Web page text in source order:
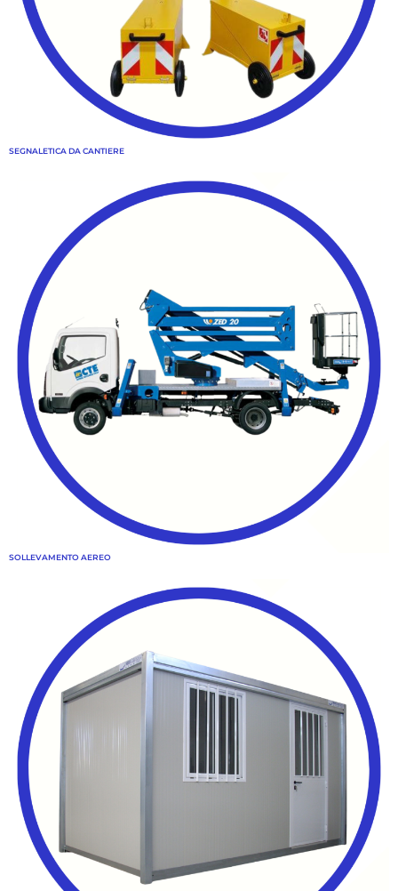
SEGNALETICA DA CANTIERE
SOLLEVAMENTO AEREO